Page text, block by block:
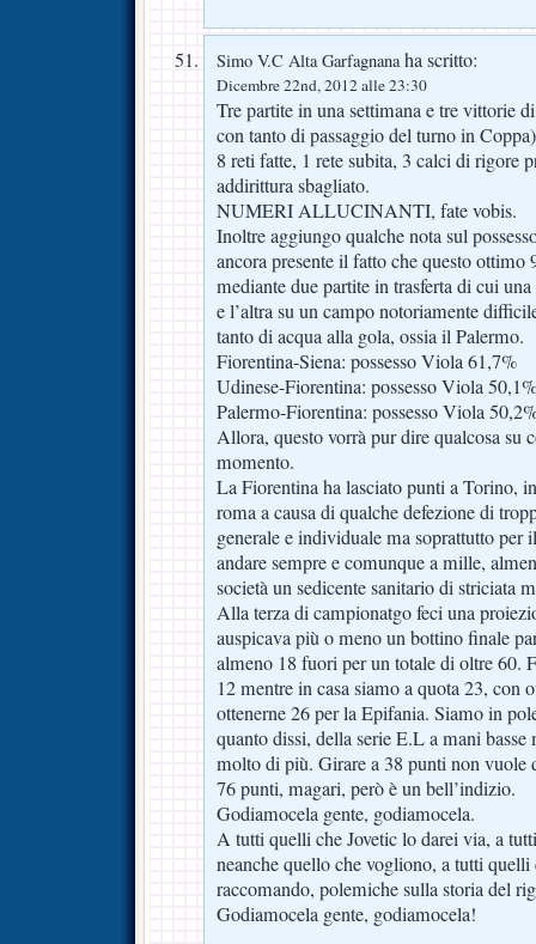
Simo V.C Alta Garfagnanaha scritto:
Dicembre 22nd, 2012 alle 23:30
Tre partite in una settimana e tre vittorie
con tanto di passaggio del turno in
8 reti fatte, 1 rete subita, 3 calci di rigore
addirittura sbagliato.
NUMERI ALLUCINANTI, fate vobis.
Inoltre aggiungo qualche nota sul
ancora presente il fatto che questo ottimo
mediante due partite in trasferta di cui
e l’altra su un campo notoriamente
tanto di acqua alla gola, ossia il Palermo.
Fiorentina-Siena: possesso Viola 61,7%
Udinese-Fiorentina: possesso Viola 50,1%
Palermo-Fiorentina: possesso Viola
Allora, questo vorrà pur dire qualcosa su
momento.
La Fiorentina ha lasciato punti a Torino,
roma a causa di qualche defezione di
generale e individuale ma soprattutto per
andare sempre e comunque a mille,
società un sedicente sanitario di striciata
Alla terza di campionatgo feci una
auspicava più o meno un bottino finale
almeno 18 fuori per un totale di oltre 60.
12 mentre in casa siamo a quota 23, con
ottenerne 26 per la Epifania. Siamo in
quanto dissi, della serie E.L a mani
molto di più. Girare a 38 punti non vuole
76 punti, magari, però è un bell’indizio.
Godiamocela gente, godiamocela.
A tutti quelli che Jovetic lo darei via, a
neanche quello che vogliono, a tutti
raccomando, polemiche sulla storia del
Godiamocela gente, godiamocela!